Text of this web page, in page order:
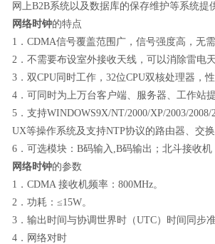
网上B2B系统以及数据库的保存维护等系统提
网络时钟的特点
1 ． CDMA信号覆盖范围广，信号强度高，无
2 ．不需要布设室外接收天线，可以消除雷电
3 ．双CPU 同时工作， 32位CPU双核处理器，性
4 ．可同时为上万台客户端、服务器、工作站
5 ．支持WINDOWS9X/NT/2000/XP/2003/2008/
UX等操作系统及支持NTP协议的路由器、交换
6 ．可选模块： B码输入 ,B码输出；北斗接收机
网络时钟的参数
1 ． CDMA 接收机频率： 800MHz。
2 ．功耗：≤15W。
3 ．输出时间与协调世界时（UTC）时间同步
4 ．网络对时